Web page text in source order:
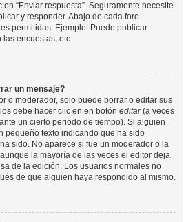
“Enviar respuesta”. Seguramente necesite
y responder. Abajo de cada foro
permitidas. Ejemplo: Puede publicar
las encuestas, etc.
un mensaje?
o moderador, solo puede borrar o editar sus
debe hacer clic en en botón editar(a veces
un cierto periodo de tiempo). Si alguien
pequeño texto indicando que ha sido
sido. No aparece si fue un moderador o la
la mayoría de las veces el editor deja
de la edición. Los usuarios normales no
de que alguien haya respondido al mismo.